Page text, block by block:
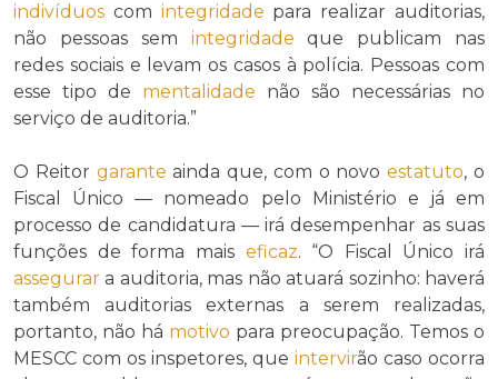
indivíduos com integridade para realizar auditorias,
não pessoas sem integridade que publicam nas
redes sociais e levam os casos à polícia. Pessoas com
esse tipo de mentalidade não são necessárias no
serviço de auditoria.”
O Reitor garante ainda que, com o novoestatuto, o
Fiscal Único — nomeado pelo Ministério e já em
processo de candidatura — irá desempenhar as suas
funções de forma mais eficaz. “O Fiscal Único irá
assegurar a auditoria, mas não atuará sozinho: haverá
também auditorias externas a serem realizadas,
portanto, não há motivo para preocupação. Temos o
MESCC com os inspetores, que intervirão caso ocorra